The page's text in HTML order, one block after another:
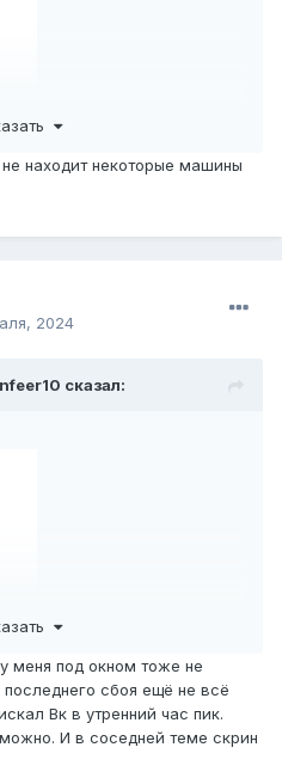
находит некоторые машины
2024
сказал:
меня под окном тоже не
сбоя ещё не всё
Вк в утренний час пик.
И в соседней теме скрин